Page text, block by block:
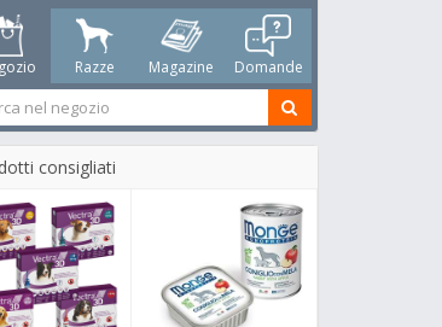
Razze Magazine Domande
consigliati